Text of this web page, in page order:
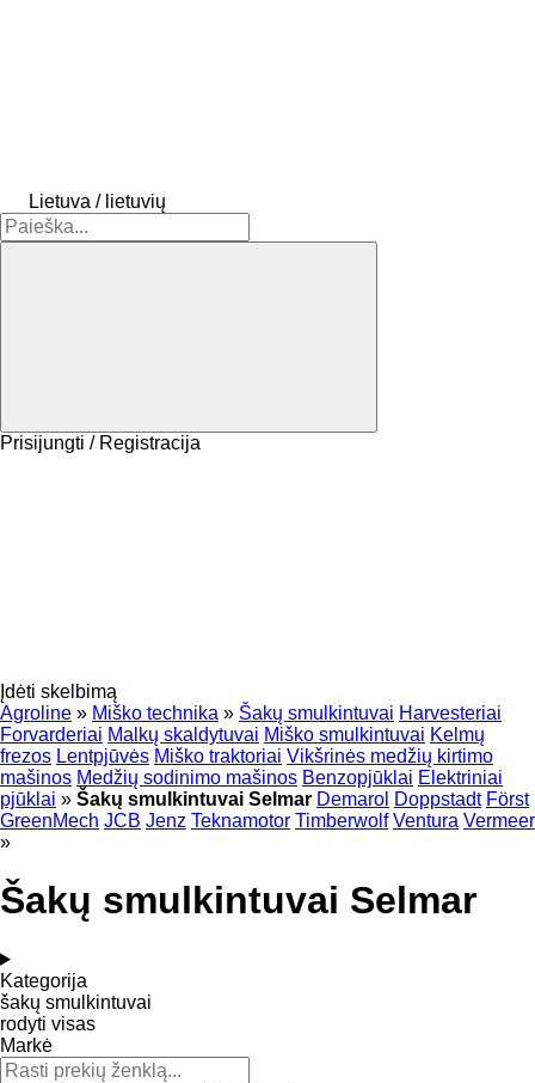
Lietuva / lietuvių
Prisijungti / Registracija
Įdėti skelbimą
Agroline » Miško technika » Šakų smulkintuvai Harvesteriai
Forvarderiai Malkų skaldytuvai Miško smulkintuvai Kelmų
frezos Lentpjūvės Miško traktoriai Vikšrinės medžių kirtimo
mašinos Medžių sodinimo mašinos Benzopjūklai Elektriniai
pjūklai » Šakų smulkintuvai Selmar Demarol Doppstadt Först
GreenMech JCB Jenz Teknamotor Timberwolf Ventura Vermeer
»
Šakų smulkintuvai Selmar
Kategorija
šakų smulkintuvai
rodyti visas
Markė